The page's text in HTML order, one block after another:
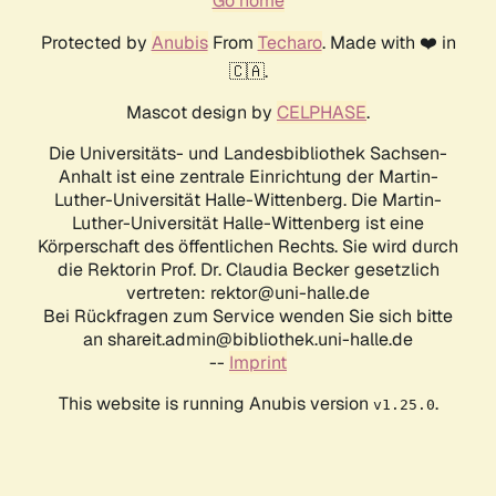
Protected by AnubisFrom Techaro. Made with ❤️ in
🇨🇦.
Mascot design by CELPHASE.
Die Universitäts- und Landesbibliothek Sachsen-
Anhalt ist eine zentrale Einrichtung der Martin-
Luther-Universität Halle-Wittenberg. Die Martin-
Luther-Universität Halle-Wittenberg ist eine
Körperschaft des öffentlichen Rechts. Sie wird durch
die Rektorin Prof. Dr. Claudia Becker gesetzlich
vertreten: rektor@uni-halle.de
Bei Rückfragen zum Service wenden Sie sich bitte
an shareit.admin@bibliothek.uni-halle.de
-- Imprint
This website is running Anubis version v1.25.0.